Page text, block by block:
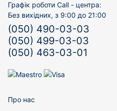
Графік роботи Call - центра:
Без вихідних, з 9:00 до 21:00
(050) 490-03-03
(050) 499-03-03
(050) 463-03-01
Про нас